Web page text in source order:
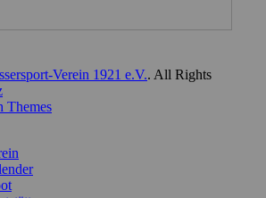
Verein 1921 e.V.. All Rights
Themes